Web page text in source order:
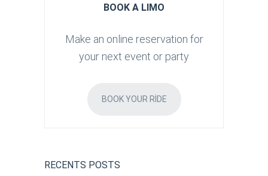
BOOK A LIMO
Make an online reservation for
your next event or party
BOOK YOUR RIDE
RECENTS POSTS